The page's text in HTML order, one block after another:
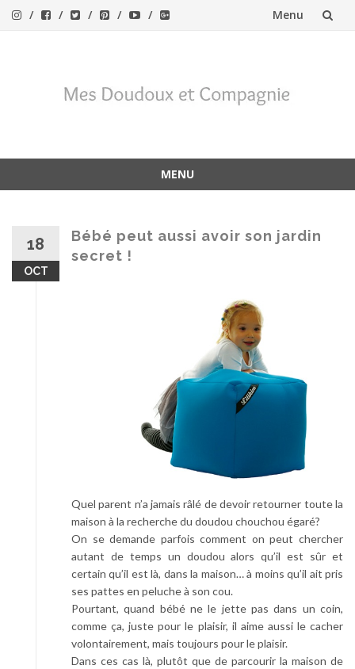
Menu
MENU
18
OCT
Bébé peut aussi avoir son jardin
secret !
Quel parent n’a jamais râlé de devoir retourner toute la
maison à la recherche du doudou chouchou égaré?
On se demande parfois comment on peut chercher
autant de temps un doudou alors qu’il est sûr et
certain qu’il est là, dans la maison… à moins qu’il ait pris
ses pattes en peluche à son cou.
Pourtant, quand bébé ne le jette pas dans un coin,
comme ça, juste pour le plaisir, il aime aussi le cacher
volontairement, mais toujours pour le plaisir.
Dans ces cas là, plutôt que de parcourir la maison de